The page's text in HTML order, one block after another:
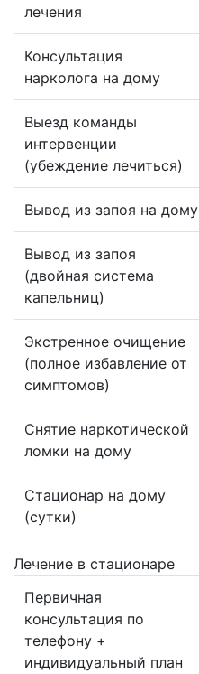
лечения
Консультация
нарколога на дому
Выезд команды
интервенции
(убеждение лечиться)
Вывод из запоя на дому
Вывод из запоя
(двойная система
капельниц)
Экстренное очищение
(полное избавление от
симптомов)
Снятие наркотической
ломки на дому
Стационар на дому
(сутки)
Лечение в стационаре
Первичная
консультация по
телефону +
индивидуальный план